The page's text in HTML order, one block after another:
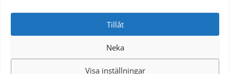
Tillåt
Neka
Visa inställningar